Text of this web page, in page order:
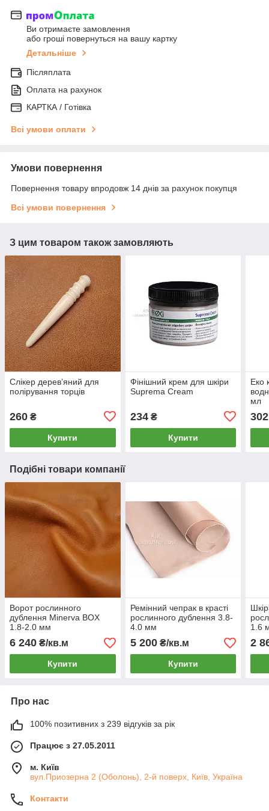
Ви отримаєте замовлення
або гроші повернуться на вашу картку
Детальніше
Післяплата
Оплата на рахунок
КАРТКА / Готівка
Всі умови оплати
Умови повернення
Повернення товару впродовж 14 днів за рахунок покупця
Всі умови повернення
З цим товаром також замовляють
Слікер дерев’яний для
полірування торців
260 ₴
Купити
Фінішний крем для шкіри
Suprema Cream
234₴
Купити
Еко
мл
302
Подібні товари компанії
Ворот рослинного
дублення Minerva BOX
1.8-2.0 мм
6 240 ₴/кв.м
Купити
Ремінний чепрак в красті
рослинного дублення 3.8-
4.0 мм
5 200₴/кв.м
Купити
1.6
2
Про нас
100% позитивних з 239 відгуків за рік
Працює з 27.05.2011
м. Київ
вул.Приозерна 2 (Оболонь), 2-й поверх, Київ, Україна
Контакти